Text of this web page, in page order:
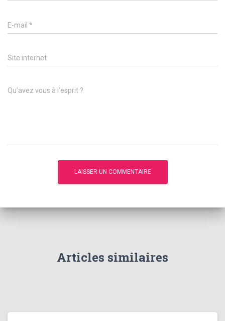
E-mail *
Site internet
Qu’avez vous à l’esprit ?
Articles similaires